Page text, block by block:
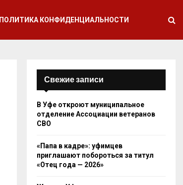
ПОЛИТИКА КОНФИДЕНЦИАЛЬНОСТИ
Свежие записи
В Уфе откроют муниципальное
отделение Ассоциации ветеранов
СВО
«Папа в кадре»: уфимцев
приглашают побороться за титул
«Отец года — 2026»